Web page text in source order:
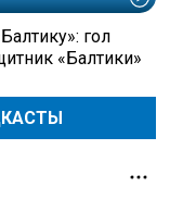
гол
«Балтики»